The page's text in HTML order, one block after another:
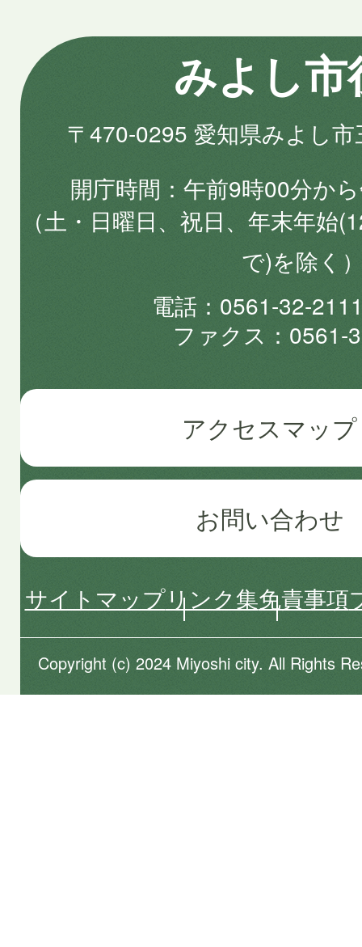
みよし市
〒470-0295 愛知県みよし
開庁時間
午前9時00分か
（土・日曜日、祝日、年末年始
で)を除く
電話
0561-32-
ファクス
0561-
アクセスマップ
お問い合わせ
サイトマップリンク集免責事項
Copyright (c) 2024 Miyoshi city. All Rights